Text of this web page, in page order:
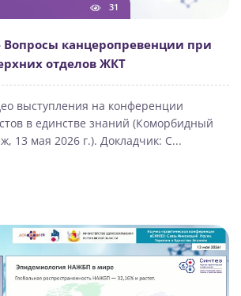
31
Вопросы канцеропревенции при
отделов ЖКТ
выступления на конференции
в единстве знаний (Коморбидный
13 мая 2026 г.). Докладчик: С...